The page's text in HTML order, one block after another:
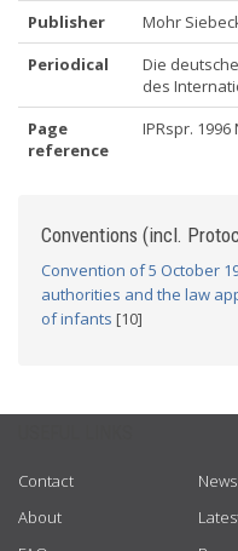
Publisher
Mohr
Periodical
Die
des
Page
reference
IPRspr. 1996
Conventions (incl.
Convention of 5 October
authorities and the law
of infants [10]
Contact
About